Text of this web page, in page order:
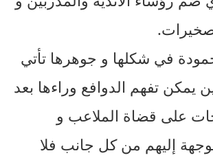
في شكلها و جوهرها تأتي
يمكن تفهم الدوافع وراءها بعد
على قضاة الملاعب و
إليهم من كل جانب فلا